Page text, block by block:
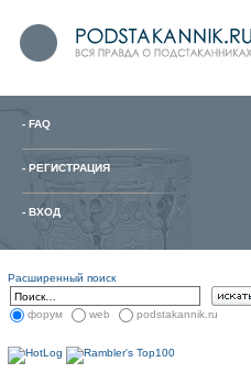
- FAQ
- РЕГИСТРАЦИЯ
- ВХОД
Расширенный поиск
форум web podstakannik.ru